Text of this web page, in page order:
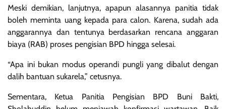
Meski demikian, lanjutnya, apapun alasannya panitia tidak
boleh meminta uang kepada para calon. Karena, sudah ada
anggarannya dan tentunya berdasarkan rencana anggaran
biaya (RAB) proses pengisian BPD hingga selesai.
“Apa ini bukan modus operandi pungli yang dibalut dengan
dalih bantuan sukarela,” cetusnya.
Sementara, Ketua Panitia Pengisian BPD Buni Bakti,